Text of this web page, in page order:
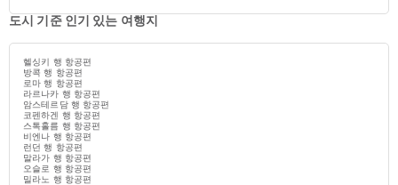
도시 기준 인기 있는 여행지
헬싱키 행 항공편
방콕 행 항공편
로마 행 항공편
라르나카 행 항공편
암스테르담 행 항공편
코펜하겐 행 항공편
스톡홀름 행 항공편
비엔나 행 항공편
런던 행 항공편
말라가 행 항공편
오슬로 행 항공편
밀라노 행 항공편